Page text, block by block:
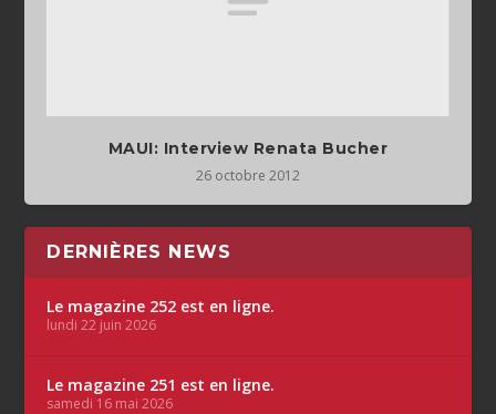
MAUI: Interview Renata Bucher
26 octobre 2012
DERNIÈRES NEWS
Le magazine 252 est en ligne.
lundi 22 juin 2026
Le magazine 251 est en ligne.
samedi 16 mai 2026